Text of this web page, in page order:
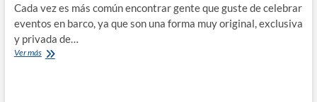
Cada vez es más común encontrar gente que guste de celebrar
eventos en barco, ya que son una forma muy original, exclusiva
y privada de…
Ver másConoce